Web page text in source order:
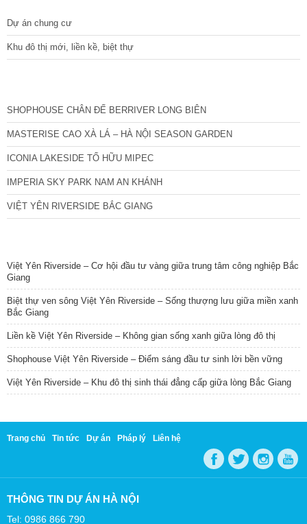
Dự án chung cư
Khu đô thị mới, liền kề, biệt thự
SHOPHOUSE CHÂN ĐẾ BERRIVER LONG BIÊN
MASTERISE CAO XÀ LÁ – HÀ NỘI SEASON GARDEN
ICONIA LAKESIDE TỐ HỮU MIPEC
IMPERIA SKY PARK NAM AN KHÁNH
VIỆT YÊN RIVERSIDE BẮC GIANG
Việt Yên Riverside – Cơ hội đầu tư vàng giữa trung tâm công nghiệp Bắc
Giang
Biệt thự ven sông Việt Yên Riverside – Sống thượng lưu giữa miền xanh
Bắc Giang
Liền kề Việt Yên Riverside – Không gian sống xanh giữa lòng đô thị
Shophouse Việt Yên Riverside – Điểm sáng đầu tư sinh lời bền vững
Việt Yên Riverside – Khu đô thị sinh thái đẳng cấp giữa lòng Bắc Giang
Trang chủ Tin tức Dự án Pháp lý Liên hệ
THÔNG TIN DỰ ÁN HÀ NỘI
Tel: 0986 866 790